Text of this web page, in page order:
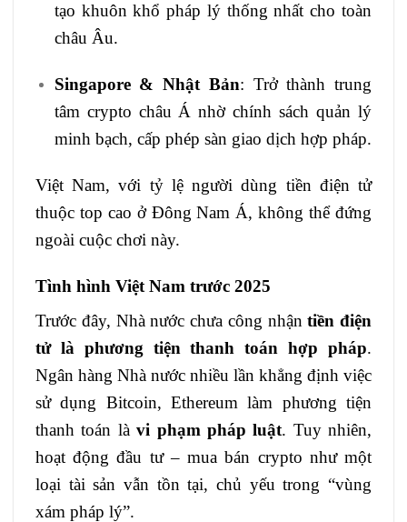
tạo khuôn khổ pháp lý thống nhất cho toàn
châu Âu.
Singapore & Nhật Bản: Trở thành trung
tâm crypto châu Á nhờ chính sách quản lý
minh bạch, cấp phép sàn giao dịch hợp pháp.
Việt Nam, với tỷ lệ người dùng tiền điện tử
thuộc top cao ở Đông Nam Á, không thể đứng
ngoài cuộc chơi này.
Tình hình Việt Nam trước 2025
Trước đây, Nhà nước chưa công nhậntiền điện
tử là phương tiện thanh toán hợp pháp.
Ngân hàng Nhà nước nhiều lần khẳng định việc
sử dụng Bitcoin, Ethereum làm phương tiện
thanh toán làvi phạm pháp luật. Tuy nhiên,
hoạt động đầu tư – mua bán crypto như một
loại tài sản vẫn tồn tại, chủ yếu trong “vùng
xám pháp lý”.